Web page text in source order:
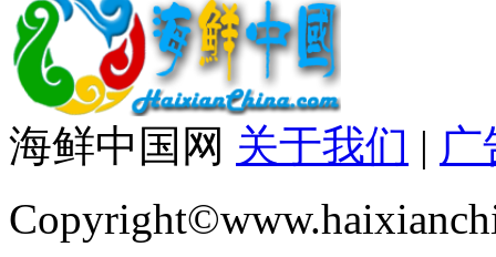
海鲜中国网 关于我们 | 广